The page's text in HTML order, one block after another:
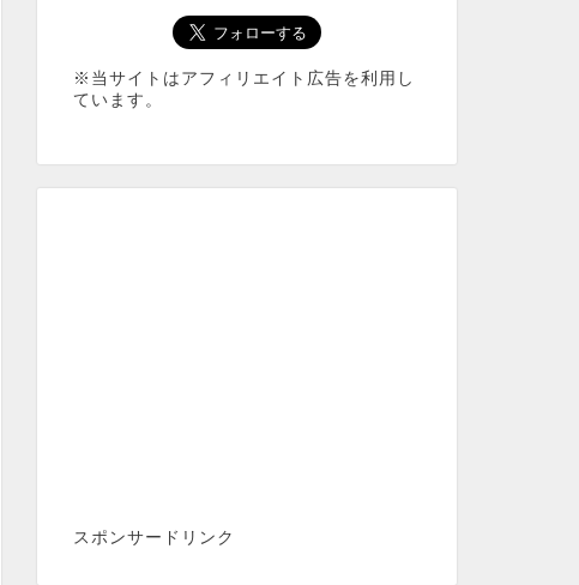
※当サイトはアフィリエイト広告を利用し
ています。
スポンサードリンク